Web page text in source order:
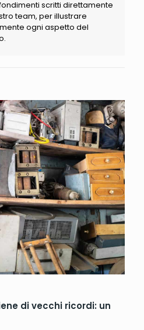
scritti direttamente
team, per illustrare
ogni aspetto del
di vecchi ricordi: un